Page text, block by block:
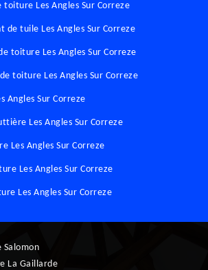
toiture Les Angles Sur Correze
de tuile Les Angles Sur Correze
toiture Les Angles Sur Correze
toiture Les Angles Sur Correze
Angles Sur Correze
Les Angles Sur Correze
Les Angles Sur Correze
Les Angles Sur Correze
Les Angles Sur Correze
Salomon
La Gaillarde